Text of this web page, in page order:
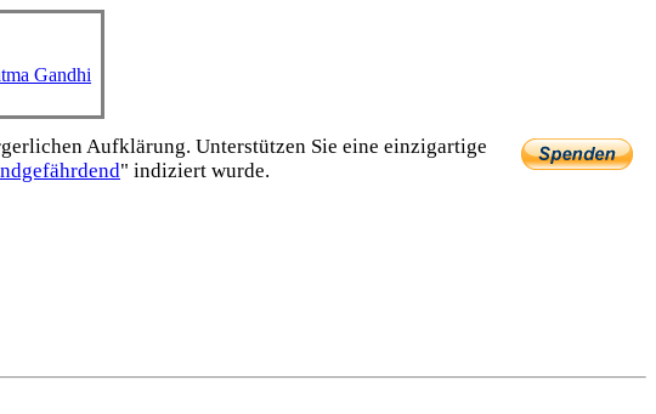
Gandhi
Aufklärung. Unterstützen Sie eine einzig­artige
" indiziert wurde.